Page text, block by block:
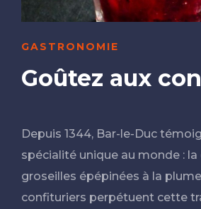
GASTRONOMIE
Goûtez aux
Depuis 1344, Bar-le-Duc
spécialité unique au monde :
groseilles épépinées à la
confituriers perpétuent cette